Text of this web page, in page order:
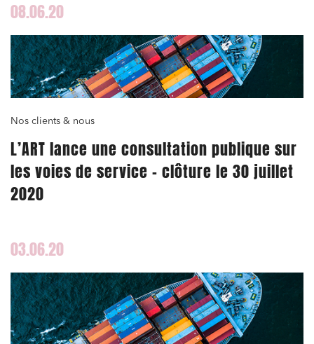
08.06.20
Nos clients & nous
L’ART lance une consultation publique sur
les voies de service – clôture le 30 juillet
2020
03.06.20